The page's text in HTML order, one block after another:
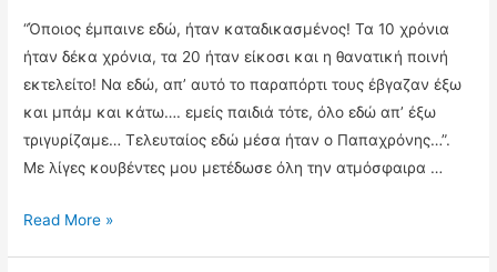
“Όποιος έμπαινε εδώ, ήταν καταδικασμένος! Τα 10 χρόνια
ήταν δέκα χρόνια, τα 20 ήταν είκοσι και η θανατική ποινή
εκτελείτο! Να εδώ, απ’ αυτό το παραπόρτι τους έβγαζαν έξω
και μπάμ και κάτω…. εμείς παιδιά τότε, όλο εδώ απ’ έξω
τριγυρίζαμε… Τελευταίος εδώ μέσα ήταν ο Παπαχρόνης…”.
Με λίγες κουβέντες μου μετέδωσε όλη την ατμόσφαιρα …
Στον
Read More »